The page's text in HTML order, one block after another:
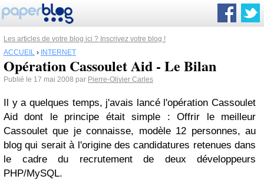
Les articles de votre blog ici ? Inscrivez votre blog !
ACCUEIL › INTERNET
Opération Cassoulet Aid - Le Bilan
Publié le 17 mai 2008 par Pierre-Olivier Carles
Il y a quelques temps, j'avais lancé l'opération Cassoulet
Aid dont le principe était simple : Offrir le meilleur
Cassoulet que je connaisse, modèle 12 personnes, au
blog qui serait à l'origine des candidatures retenues dans
le cadre du recrutement de deux développeurs
PHP/MySQL.